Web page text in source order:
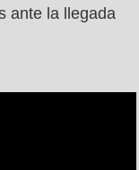
ante la llegada